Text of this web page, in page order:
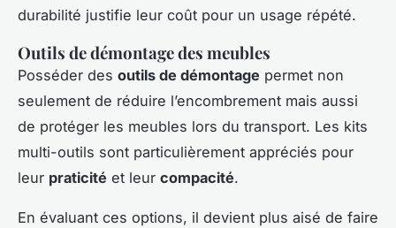
durabilité justifie leur coût pour un usage répété.
Outils de démontage des meubles
Posséder des outils de démontage permet non
seulement de réduire l’encombrement mais aussi
de protéger les meubles lors du transport. Les kits
multi-outils sont particulièrement appréciés pour
leur praticité et leur compacité.
En évaluant ces options, il devient plus aisé de faire